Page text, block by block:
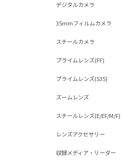
デジタルカメラ
35mmフィルムカメラ
スチールカメラ
プライムレンズ(FF)
プライムレンズ(S35)
ズームレンズ
スチールレンズ(E/EF/M/F)
レンズアクセサリー
収録メディア・リーダー